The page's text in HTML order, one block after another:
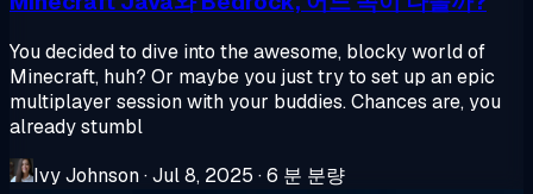
You decided to dive into the awesome, blocky world of
Minecraft, huh? Or maybe you just try to set up an epic
multiplayer session with your buddies. Chances are, you
already stumbl
Ivy Johnson·Jul 8, 2025 ·6 분 분량